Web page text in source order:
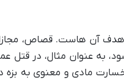
آن هاست. قصاص،
به عنوان مثال، در قتل
مادی و معنوی به بزه